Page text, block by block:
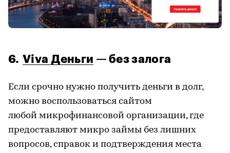
6. Viva Деньги — без залога
Если срочно нужно получить деньги в долг,
можно воспользоваться сайтом
любой микрофинансовой организации, где
предоставляют микро займы без лишних
вопросов, справок и подтверждения места